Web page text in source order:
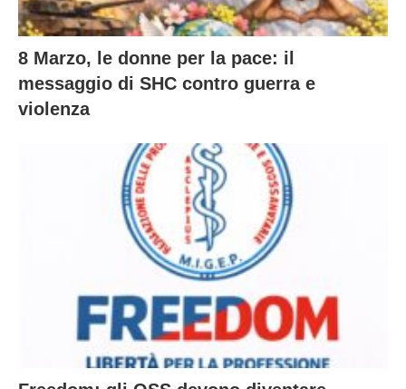
8 Marzo, le donne per la pace: il
messaggio di SHC contro guerra e
violenza